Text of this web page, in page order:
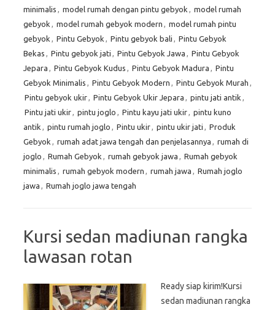
minimalis , model rumah dengan pintu gebyok , model rumah
gebyok , model rumah gebyok modern , model rumah pintu
gebyok , Pintu Gebyok , Pintu gebyok bali , Pintu Gebyok
Bekas , Pintu gebyok jati , Pintu Gebyok Jawa , Pintu Gebyok
Jepara , Pintu Gebyok Kudus , Pintu Gebyok Madura , Pintu
Gebyok Minimalis , Pintu Gebyok Modern , Pintu Gebyok Murah ,
Pintu gebyok ukir, Pintu Gebyok Ukir Jepara , pintu jati antik ,
Pintu jati ukir, pintu joglo , Pintu kayu jati ukir, pintu kuno
antik , pintu rumah joglo , Pintu ukir, pintu ukir jati , Produk
Gebyok , rumah adat jawa tengah dan penjelasannya , rumah di
joglo , Rumah Gebyok , rumah gebyok jawa , Rumah gebyok
minimalis , rumah gebyok modern , rumah jawa , Rumah joglo
jawa , Rumah joglo jawa tengah
Kursi sedan madiunan rangka
lawasan rotan
Ready siap kirim!Kursi
sedan madiunan rangka